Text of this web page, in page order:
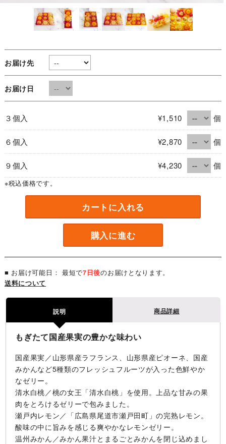
お届け先
お届け日
３個入 ¥1,510 個
６個入 ¥2,870 個
９個入 ¥4,230 個
※税込価格です。
カートに入れる
購入に進む
■ お届け可能日： 最短で7日後のお届けとなります。
送料について
説明 商品詳細
もぎたて国産果実の豊かな味わい
国産果実／山形県産ラフランス、山形県産ピオーネ、国産
みかんなど5種類のフレッシュフルーツが入った色鮮やか
なゼリー。
清水白桃／桃の女王「清水白桃」を使用。上品な甘みの果
肉をとろけるゼリーで包みました。
瀬戸内レモン／「広島県尾道市瀬戸田町」の完熟レモン。
酸味の中に旨みを感じる爽やかなレモンゼリー。
温州みかん／みかん果汁とまるごとみかんを閉じ込めまし